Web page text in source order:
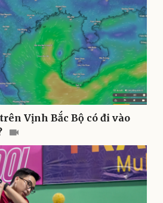
Quân sự - Quốc phòng
Vũ khí
Việt Nam
Phân tích
Vịnh Bắc Bộ có đi vào